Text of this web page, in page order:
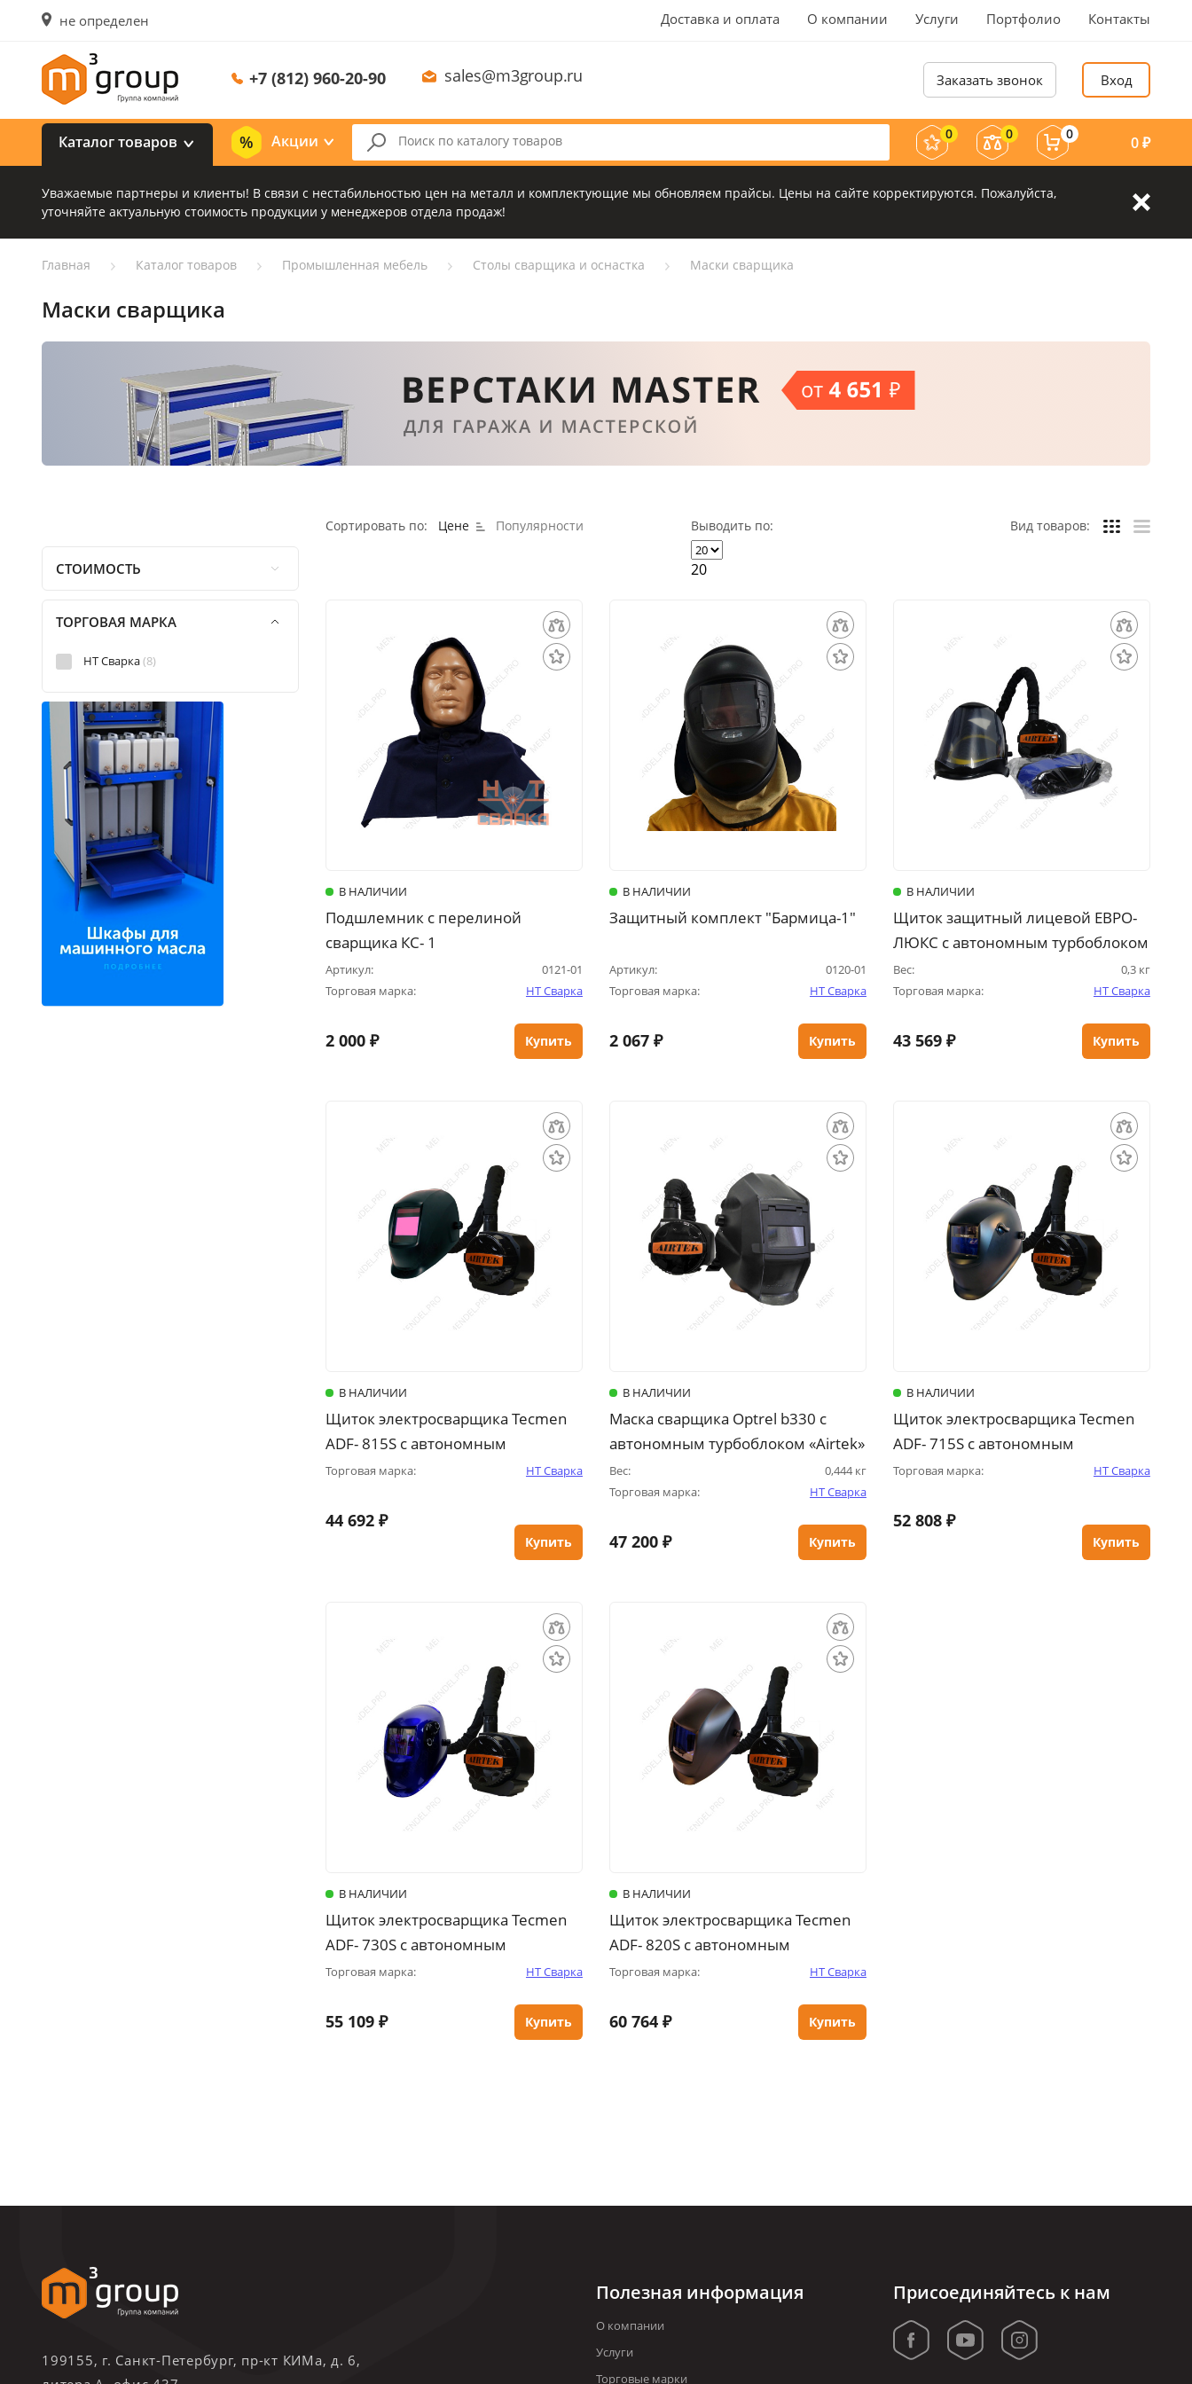
не определен Доставка и оплата О компании Услуги Портфолио Контакты
+7 (812) 960-20-90 sales@m3group.ru Заказать звонок Вход
Каталог товаров Акции 0 0 0 0₽
Уважаемые партнеры и клиенты! В связи с нестабильностью цен на металл и комплектующие мы обновляем прайсы. Цены на сайте корректируются. Пожалуйста,
уточняйте актуальную стоимость продукции у менеджеров отдела продаж!
Главная Каталог товаров Промышленная мебель Столы сварщика и оснастка Маски сварщика
Маски сварщика
Сортировать по: Цене Популярности Выводить по:
20
Вид товаров:
СТОИМОСТЬ
ТОРГОВАЯ МАРКА
НТ Сварка(8)
В НАЛИЧИИ
Подшлемник с перелиной
сварщика КС- 1
Артикул:
0121-01
Торговая марка:
НТ Сварка
2 000 ₽ Купить
В НАЛИЧИИ
Защитный комплект "Бармица-1"
Артикул:
0120-01
Торговая марка:
НТ Сварка
2 067 ₽ Купить
В НАЛИЧИИ
Щиток защитный лицевой ЕВРО-
ЛЮКС с автономным турбоблоком
«Airtek»
Вес:
0,3 кг
Торговая марка:
НТ Сварка
43 569 ₽ Купить
В НАЛИЧИИ
Щиток электросварщика Tecmen
ADF- 815S с автономным
турбоблоком «Airtek»
Торговая марка: НТ Сварка
44 692 ₽
Купить
В НАЛИЧИИ
Маска сварщика Optrel b330 с
автономным турбоблоком «Airtek»
Вес:
0,444 кг
Торговая марка:
НТ Сварка
47 200 ₽ Купить
В НАЛИЧИИ
Щиток электросварщика Tecmen
ADF- 715S с автономным
турбоблоком «Airtek»
Торговая марка: НТ Сварка
52 808 ₽
Купить
В НАЛИЧИИ
Щиток электросварщика Tecmen
ADF- 730S с автономным
турбоблоком Airtek
Торговая марка: НТ Сварка
55 109 ₽ Купить
В НАЛИЧИИ
Щиток электросварщика Tecmen
ADF- 820S с автономным
турбоблоком «Airtek»
Торговая марка: НТ Сварка
60 764 ₽ Купить
199155, г. Санкт-Петербург, пр-кт КИМа, д. 6,
Полезная информация
О компании
Услуги
Торговые марки
Присоединяйтесь к нам